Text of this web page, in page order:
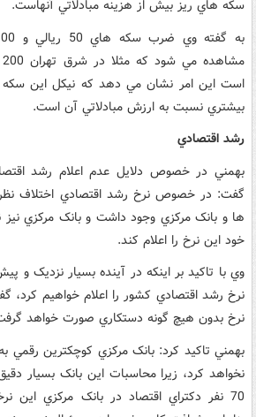
سکه هاي ريز بيش از هزينه مبادلاتي آنهاست.
است اين امر نشان مي دهد که نيکل اين سکه
بيشتري نسبت به ارزش مبادلاتي آن است.
رشد اقتصادي
بهمني در خصوص دلايل عدم اعلام رشد
گفت: در خصوص نرخ رشد اقتصادي اختلاف
ها و بانک مرکزي وجود داشت و بانک مرکزي
خود اين نرخ را اعلام کند.
نرخ رشد اقتصادي کشور را اعلام خواهيم کرد،
نرخ بدون هيچ گونه دستکاري صورت خواهد
بهمني تاکيد کرد: بانک مرکزي کوچکترين رقمي
نخواهد کرد، زيرا محاسبات اين بانک بسيار
70 نفر دکتراي اقتصاد در بانک مرکزي اين